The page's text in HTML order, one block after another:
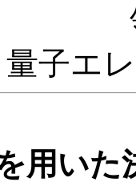
量子エ
用いた